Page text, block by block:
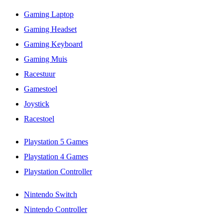
Gaming Laptop
Gaming Headset
Gaming Keyboard
Gaming Muis
Racestuur
Gamestoel
Joystick
Racestoel
Playstation 5 Games
Playstation 4 Games
Playstation Controller
Nintendo Switch
Nintendo Controller